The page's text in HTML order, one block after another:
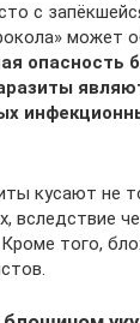
с
может
опасность
кусают не
вследствие
того,